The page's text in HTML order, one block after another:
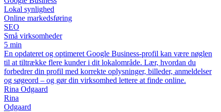
Lokal synlighed
Online markedsføring
SEO
Små virksomheder
5 min
En opdateret og optimeret Google Business-profil kan være nøglen
til at tiltrække flere kunder i dit lokalområde. Lær, hvordan du
forbedrer din profil med korrekte oplysninger, billeder, anmeldelser
og søgeord – og gør din virksomhed lettere at finde online.
Rina Odgaard
Rina
Odgaard